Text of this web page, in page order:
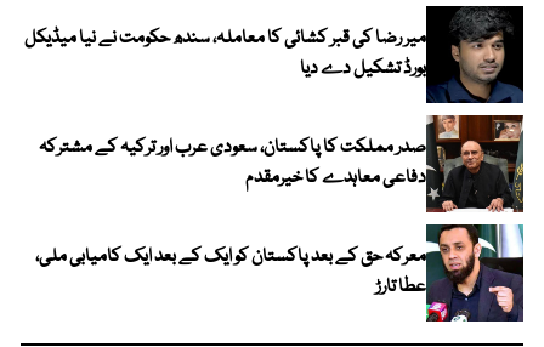
میر رضا کی قبر کشائی کا معاملہ، سندھ حکومت نے نیا میڈیکل
بورڈ تشکیل دے دیا
صدر مملکت کا پاکستان، سعودی عرب اور ترکیہ کے مشترکہ
دفاعی معاہدے کا خیرمقدم
معرکہ حق کے بعد پاکستان کو ایک کے بعد ایک کامیابی ملی،
عطا تارڑ